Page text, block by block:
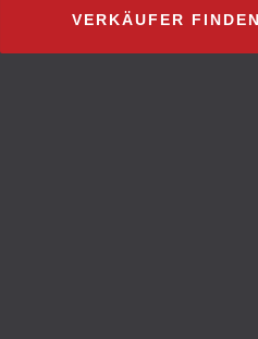
VERKÄUFER FINDEN